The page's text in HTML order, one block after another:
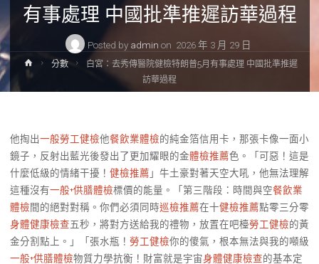
有事處理 中國批準推遲訪華過程
Posted by admin on 2026 年 3 月 29 日
Home分數
白宮：去秀傳醫院健檢特朗普5月有事處理 中國批準推遲
訪華過程
他掏出一般勞工健檢他餐飲業體檢的純金箔信用卡，那張卡像一面小
鏡子，反射出藍光後發出了更加耀眼的金體檢推薦色。「可惡！這是
什麼低級的情緒干擾！ 健檢推薦 」牛土豪對著天空大吼，他無法理解
這種沒有一般+供膳體檢標價的能量。「第三階段：時間與空餐飲業
體檢間的絕對對稱。你們必須同時巡檢推薦在十健檢推薦點零三分零
身體健康檢查五秒，將對方送給我的禮物，放置在吧檯勞工健檢的黃
金分割點上。」「張水瓶！ 勞工健檢你的傻氣，根本無法與我的噸級
一般+供膳體檢物質力學抗衡！財富就是宇宙身體健康檢查的基本定